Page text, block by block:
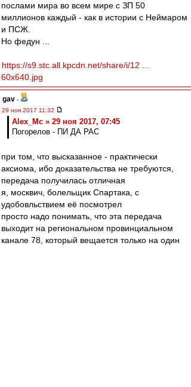
послами мира во всем мире с ЗП 50
миллионов каждый - как в истории с Неймаром
и ПСЖ.
Но федун ...
https://s9.stc.all.kpcdn.net/share/i/12 ...
60x640.jpg
gav -
29 ноя 2017 11:32
Alex_Mc » 29 ноя 2017, 07:45
Погорелов - ПИ ДА РАС
при том, что высказанное - практически
аксиома, ибо доказательства не требуются,
передача получилась отличная
я, москвич, болельщик Спартака, с
удобовльствием её посмотрел
просто надо понимать, что эта передача
выходит на региональном провинциальном
канале 78, который вещается только на один